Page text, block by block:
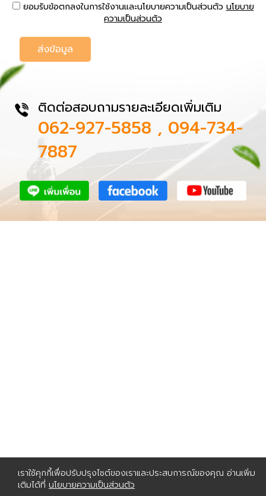
ยอมรับข้อตกลงในการใช้งานและนโยบายความเป็นส่วนตัว นโยบาย
ความเป็นส่วนตัว
ส่งข้อมูล
062-927-5858 , 094-734-
7887
เราใช้คุกกี้เพื่อปรับปรุงไซต์ของเราและประสบการณ์ของคุณ อ่านเพิ่ม
เติมได้ที่ นโยบายความเป็นส่วนตัว